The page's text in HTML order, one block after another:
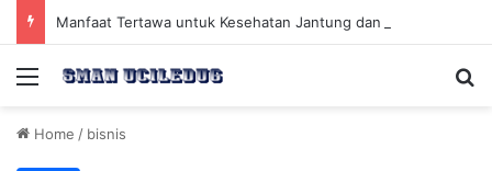
Menu
Home / bisnis